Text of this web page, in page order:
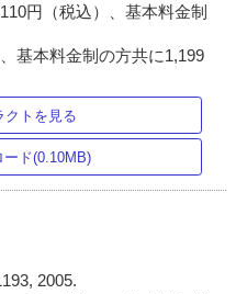
円（税込）、基本料金制
基本料金制の方共に1,199
クトを見る
ド(0.10MB)
2005.